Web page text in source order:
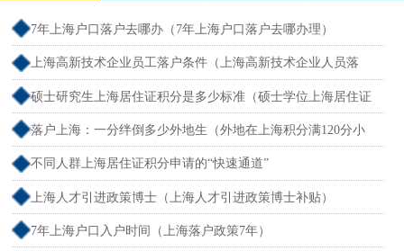
7年上海户口落户去哪办（7年上海户口落户去哪办理）
上海高新技术企业员工落户条件（上海高新技术企业人员落
户）
硕士研究生上海居住证积分是多少标准（硕士学位上海居住证
积分）
落户上海：一分绊倒多少外地生（外地在上海积分满120分小
孩可以考上海大学吗）
不同人群上海居住证积分申请的“快速通道”
上海人才引进政策博士（上海人才引进政策博士补贴）
7年上海户口入户时间（上海落户政策7年）